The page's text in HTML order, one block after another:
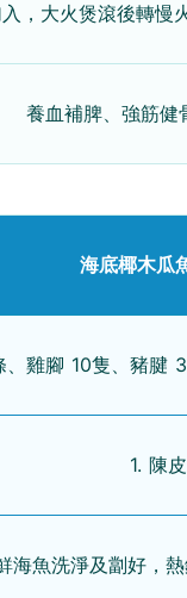
，大火煲滾後轉慢
養血補脾、強筋健
海底椰木瓜
雞腳 10隻、豬腱
1. 陳
海魚洗淨及劏好，